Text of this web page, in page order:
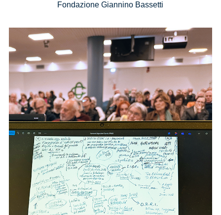
Fondazione Giannino Bassetti